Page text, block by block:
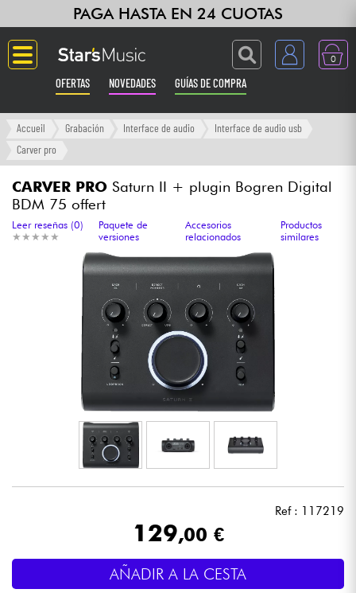
PAGA HASTA EN 24 CUOTAS
0
OFERTAS NOVEDADES GUÍAS DE COMPRA
Langue
Ampli & Efectos
Sintetizadores & samplers
Grabación
Auriculares
Micros
Batería y percusión
Accueil Grabación Interface de audio
Interface de audio usb
Carver pro
CARVER PRO Saturn II + plugin Bogren Digital
BDM 75 offert
★ ★ ★ ★ ★
★ ★ ★ ★ ★
Leer reseñas (0)
Paquete de
versiones
Accesorios
relacionados
Productos
similares
Ref : 117219
129,00 €
AÑADIR A LA CESTA